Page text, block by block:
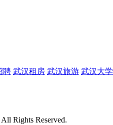
聘 武汉租房 武汉旅游 武汉大学
Rights Reserved.